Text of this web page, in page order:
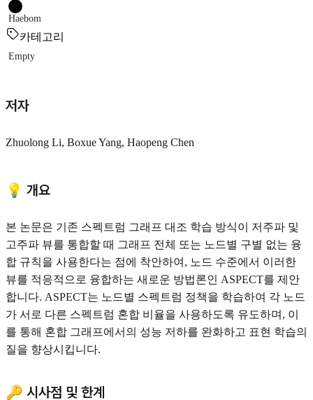
Haebom
카테고리
Empty
저자
Zhuolong Li, Boxue Yang, Haopeng Chen
💡 개요
본 논문은 기존 스펙트럼 그래프 대조 학습 방식이 저주파 및
고주파 뷰를 통합할 때 그래프 전체 또는 노드별 구별 없는 융
합 규칙을 사용한다는 점에 착안하여, 노드 수준에서 이러한
뷰를 적응적으로 융합하는 새로운 방법론인 ASPECT를 제안
합니다. ASPECT는 노드별 스펙트럼 정책을 학습하여 각 노드
가 서로 다른 스펙트럼 혼합 비율을 사용하도록 유도하며, 이
를 통해 혼합 그래프에서의 성능 저하를 완화하고 표현 학습의
질을 향상시킵니다.
🔑 시사점 및 한계